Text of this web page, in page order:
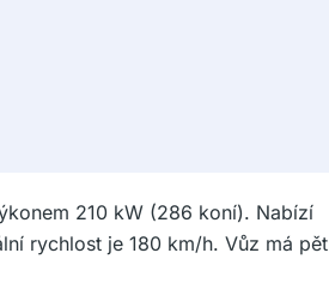
210 kW (286 koní). Nabízí
rychlost je 180 km/h. Vůz má pět